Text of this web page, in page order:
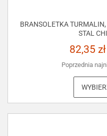
BRANSOLETKA
STAL
82,35 zł
Poprzednia